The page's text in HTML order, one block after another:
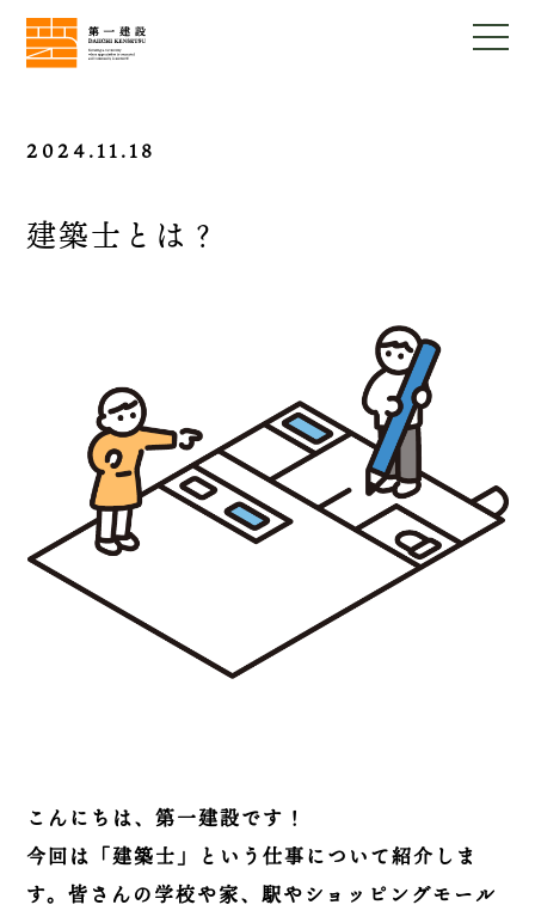
2024.11.18
建築士とは？
こんにちは、第一建設です！
今回は「建築士」という仕事について紹介しま
す。皆さんの学校や家、駅やショッピングモール